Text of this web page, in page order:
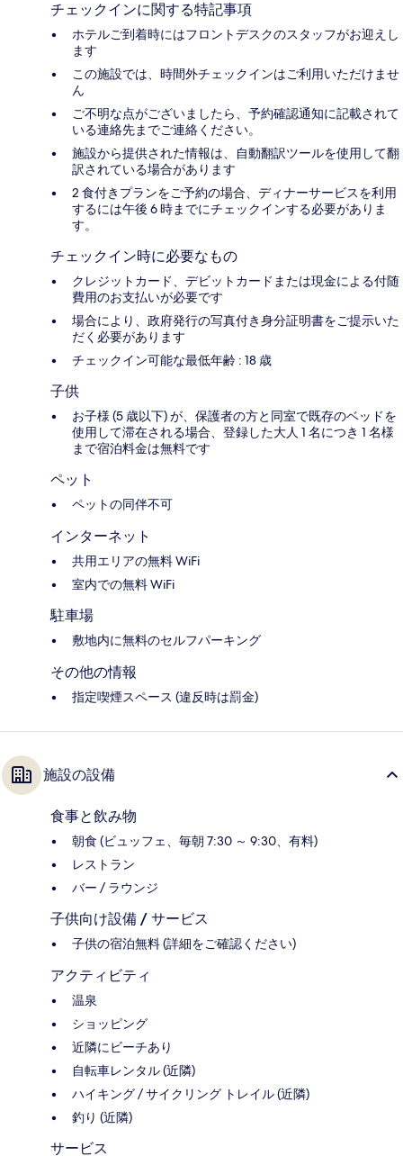
チェックインに関する特記事項
ホテルご到着時にはフロントデスクのスタッフがお迎えし
ます
この施設では、時間外チェックインはご利用いただけませ
ん
ご不明な点がございましたら、予約確認通知に記載されて
いる連絡先までご連絡ください。
施設から提供された情報は、自動翻訳ツールを使用して翻
訳されている場合があります
2 食付きプランをご予約の場合、ディナーサービスを利用
するには午後 6 時までにチェックインする必要がありま
す。
チェックイン時に必要なもの
クレジットカード、デビットカードまたは現金による付随
費用のお支払いが必要です
場合により、政府発行の写真付き身分証明書をご提示いた
だく必要があります
チェックイン可能な最低年齢 : 18 歳
子供
お子様 (5 歳以下) が、保護者の方と同室で既存のベッドを
使用して滞在される場合、登録した大人 1 名につき 1 名様
まで宿泊料金は無料です
ペット
ペットの同伴不可
インターネット
共用エリアの無料 WiFi
室内での無料 WiFi
駐車場
敷地内に無料のセルフパーキング
その他の情報
指定喫煙スペース (違反時は罰金)
施設の設備
食事と飲み物
朝食 (ビュッフェ、毎朝 7:30 ～ 9:30、有料)
レストラン
バー / ラウンジ
子供向け設備 / サービス
子供の宿泊無料 (詳細をご確認ください)
アクティビティ
温泉
ショッピング
近隣にビーチあり
自転車レンタル (近隣)
ハイキング / サイクリング トレイル (近隣)
釣り (近隣)
サービス